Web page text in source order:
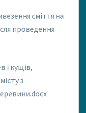
сміття на
проведення
і кущів,
з